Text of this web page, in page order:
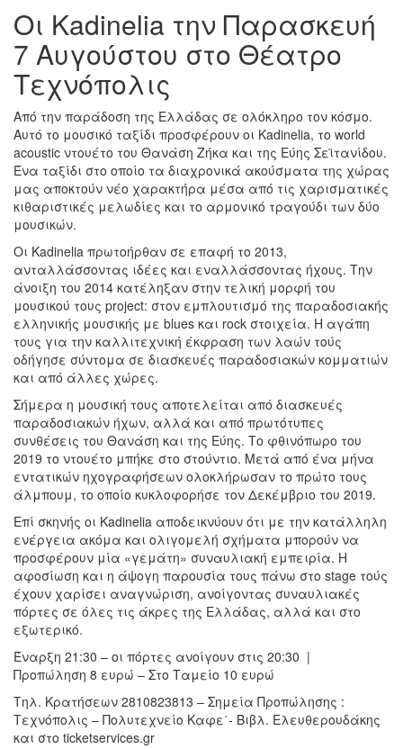
ΤΟΠΟΣ
ΜΑΣ
ΔΗΜΟΣ
ΠΟΛΙΤΙΣΜΟΣ
ΑΝΘΕΚΤΙΚΗ
ΠΟΛΗ
Oι Kadinelia την Παρασκευή
7 Αυγούστου στο Θέατρο
Τεχνόπολις
Από την παράδοση της Ελλάδας σε ολόκληρο τον κόσμο.
Αυτό το μουσικό ταξίδι προσφέρουν οι Kadinelia, το world
acoustic ντουέτο του Θανάση Ζήκα και της Εύης Σεϊτανίδου.
Ένα ταξίδι στο οποίο τα διαχρονικά ακούσματα της χώρας
μας αποκτούν νέο χαρακτήρα μέσα από τις χαρισματικές
κιθαριστικές μελωδίες και το αρμονικό τραγούδι των δύο
μουσικών.
Οι Kadinelia πρωτοήρθαν σε επαφή το 2013,
ανταλλάσσοντας ιδέες και εναλλάσσοντας ήχους. Την
άνοιξη του 2014 κατέληξαν στην τελική μορφή του
μουσικού τους project: στον εμπλουτισμό της παραδοσιακής
ελληνικής μουσικής με blues και rock στοιχεία. Η αγάπη
τους για την καλλιτεχνική έκφραση των λαών τούς
οδήγησε σύντομα σε διασκευές παραδοσιακών κομματιών
και από άλλες χώρες.
Σήμερα η μουσική τους αποτελείται από διασκευές
παραδοσιακών ήχων, αλλά και από πρωτότυπες
συνθέσεις του Θανάση και της Εύης. Το φθινόπωρο του
2019 το ντουέτο μπήκε στο στούντιο. Μετά από ένα μήνα
εντατικών ηχογραφήσεων ολοκλήρωσαν το πρώτο τους
άλμπουμ, το οποίο κυκλοφορήσε τον Δεκέμβριο του 2019.
Επί σκηνής οι Kadinelia αποδεικνύουν ότι με την κατάλληλη
ενέργεια ακόμα και ολιγομελή σχήματα μπορούν να
προσφέρουν μία «γεμάτη» συναυλιακή εμπειρία. Η
αφοσίωση και η άψογη παρουσία τους πάνω στο stage τούς
έχουν χαρίσει αναγνώριση, ανοίγοντας συναυλιακές
πόρτες σε όλες τις άκρες της Ελλάδας, αλλά και στο
εξωτερικό.
Έναρξη 21:30 – οι πόρτες ανοίγουν στις 20:30 |
Προπώληση 8 ευρώ – Στο Ταμείο 10 ευρώ
Τηλ. Κρατήσεων 2810823813 – Σημεία Προπώλησης :
Τεχνόπολις – Πολυτεχνείο Καφε΄- Βιβλ. Ελευθερουδάκης
και στο ticketservices.gr